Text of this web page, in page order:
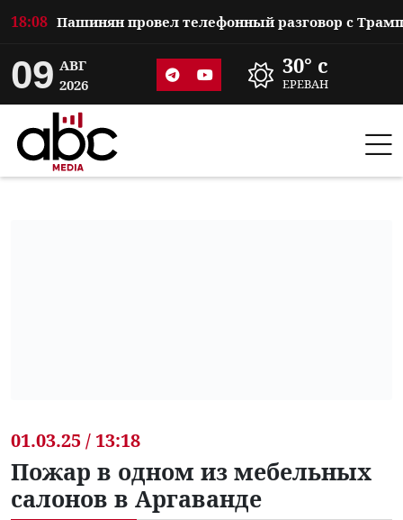
18:08
09 АВГ
2026
30° c
ЕРЕВАН
01.03.25 / 13:18
Пожар в одном из мебельных
салонов в Аргаванде